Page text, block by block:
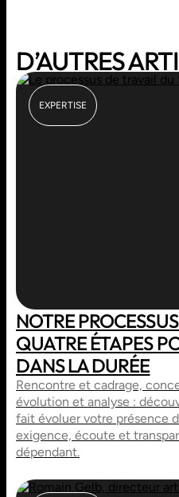
D’AUTRES
NOTRE
QUATRE ÉTAPES
DANS LA DURÉE
Rencontre et cadrage,
évolution et analyse :
fait évoluer votre présence
exigence, écoute et
dépendant.
EXPERTISE